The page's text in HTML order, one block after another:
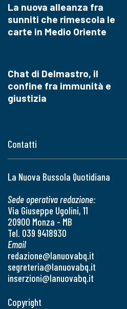
Contatti
La Nuova Bussola Quotidiana
Sede operativa redazione:
Via Giuseppe Ugolini, 11
20900 Monza - MB
Tel. 039 9418930
Email
redazione@lanuovabq.it
segreteria@lanuovabq.it
inserzioni@lanuovabq.it
La nuova alleanza fra
sunniti che rimescola le
carte in Medio Oriente
Chat di Delmastro, il
confine fra immunità e
giustizia
Copyright